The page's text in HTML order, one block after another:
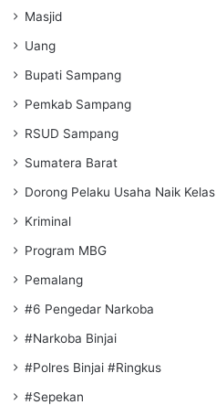
Masjid
Uang
Bupati Sampang
Pemkab Sampang
RSUD Sampang
Sumatera Barat
Dorong Pelaku Usaha Naik Kelas
Kriminal
Program MBG
Pemalang
#6 Pengedar Narkoba
#Narkoba Binjai
#Polres Binjai #Ringkus
#Sepekan